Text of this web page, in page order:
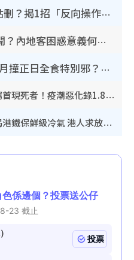
WhatsApp預設貼圖點刪？揭1招「反向操作」還原簡潔介面 附3步實測教學
香港山邊鐵閘邊門大開？內地客困惑意義何在！網民神回覆：呢種叫法理性防禦
鬼門開2026｜農曆七月撞正日全食特別邪？專家警告切忌做一事！揭4大禁忌+2招保平安
奪命寄生蟲｜食生菜狂瀉首現死者！疫潮惡化錄1.8萬宗病例 揭洗菜3大謬誤
內地客歎港人唔識老！揭港鐵保鮮級冷氣 港人求放過：咪投訴